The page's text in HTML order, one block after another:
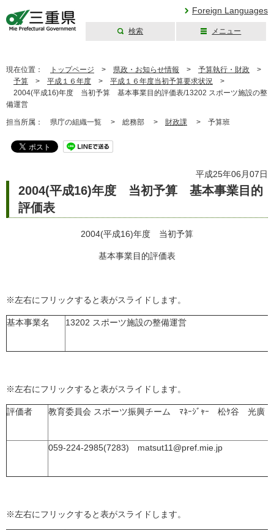
Foreign Languages
検索 メニュー
現在位置： トップページ > 県政・お知らせ情報 > 予算執行・財政 >
予算 > 平成１６年度 > 平成１６年度当初予算要求状況 >
2004(平成16)年度 当初予算 基本事業目的評価表/13202 スポーツ施設の整
備運営
担当所属： 県庁の組織一覧 > 総務部 > 財政課 > 予算班
平成25年06月07日
2004(平成16)年度 当初予算 基本事業目的
評価表
2004(平成16)年度 当初予算
基本事業目的評価表
※左右にフリックすると表がスライドします。
基本事業名 13202 スポーツ施設の整備運営
※左右にフリックすると表がスライドします。
評価者 教育委員会 スポーツ振興チーム ﾏﾈｰｼﾞｬｰ 松ｹ谷 光廣
059-224-2985(7283) matsut11@pref.mie.jp
※左右にフリックすると表がスライドします。